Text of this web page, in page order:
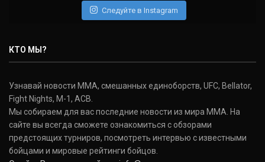
Donald Cerrone
(36-15-0, 1)
Исраэль Адесанья
Israel Adesanya
(19-0-0, 0)
Следуйте в Instagram
КТО МЫ?
Узнавай новости ММА, смешанных единоборств, UFC, Bellator,
Fight Nights, M-1, ACB.
Мы собираем для вас последние новости из мира ММА. На
сайте вы всегда сможете ознакомиться с обзорами
предстоящих турниров, посмотреть интервью с известными
бойцами и мировые рейтинги бойцов.